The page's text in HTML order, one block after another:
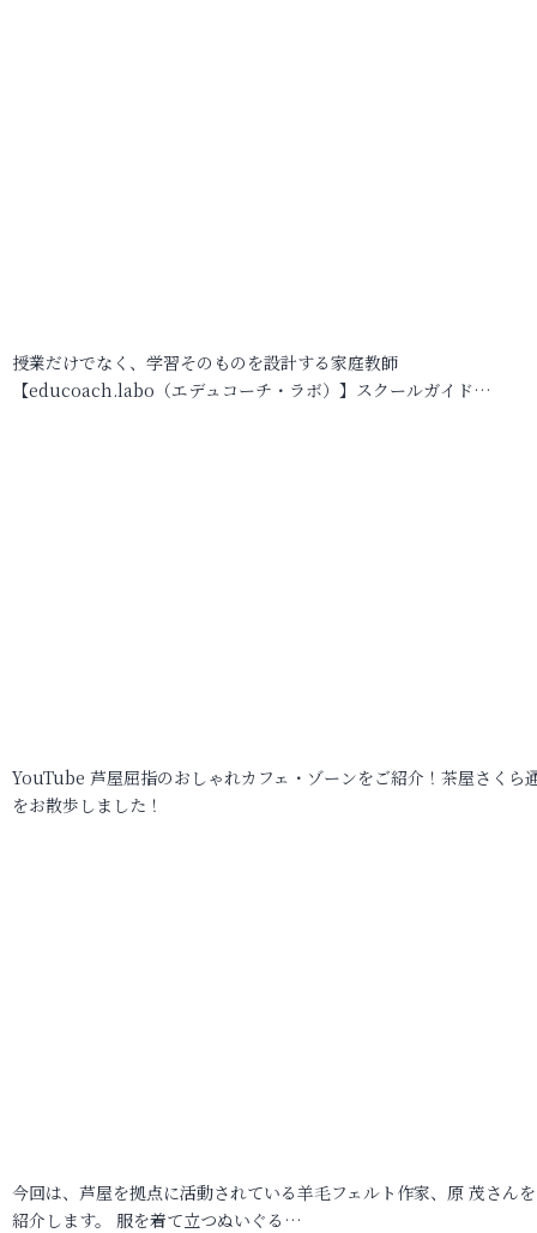
授業だけでなく、学習そのものを設計する家庭教師
【educoach.labo（エデュコーチ・ラボ）】スクールガイド…
YouTube 芦屋屈指のおしゃれカフェ・ゾーンをご紹介！茶屋さくら
をお散歩しました！
今回は、芦屋を拠点に活動されている羊毛フェルト作家、原 茂さん
紹介します。 服を着て立つぬいぐる…